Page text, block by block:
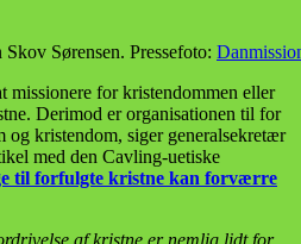
Sørensen. Pressefoto:
missionere for kristendommen eller
Derimod er organisationen til for
og kristendom, siger generalsekretær
med den Cavling-uetiske
til forfulgte kristne kan forværre